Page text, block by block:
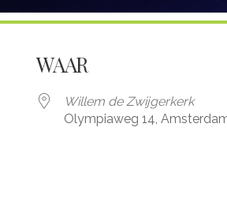
WAAR
Willem de Zwijgerkerk
Olympiaweg 14,